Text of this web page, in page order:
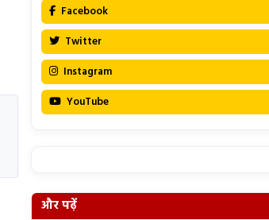
Facebook
Twitter
Instagram
YouTube
और पढ़ें